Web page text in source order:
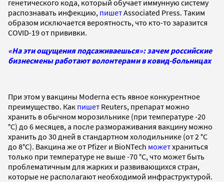
генетического кода, который обучает иммунную систему
распознавать инфекцию, пишетAssociated Press. Таким
образом исключается вероятность, что кто-то заразится
COVID-19 от прививки.
«На эти ощущения подсаживаешься»: зачем российские
бизнесмены работают волонтерами в ковид-больницах
При этом у вакцины Moderna есть явное конкурентное
преимущество. Как пишет Reuters, препарат можно
хранить в обычном морозильнике (при температуре -20
°C) до 6 месяцев, а после размораживания вакцину можно
хранить до 30 дней в стандартном холодильнике (от 2 °C
до 8°C). Вакцина же от Pfizer и BioNTech можетхраниться
только при температуре не выше -70 °C, что может быть
проблематичным для жарких и развивающихся стран,
которые не располагают необходимой инфраструктурой.